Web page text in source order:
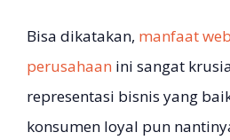
Bisa dikatakan, manfaat
perusahaan ini sangat
representasi bisnis yang
konsumen loyal pun